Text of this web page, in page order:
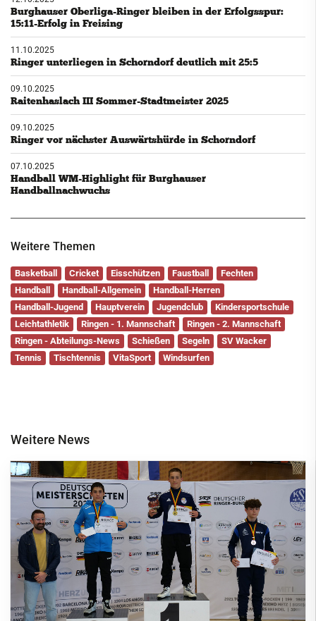
Burghauser Oberliga-Ringer bleiben in der Erfolgsspur:
15:11-Erfolg in Freising
11.10.2025
Ringer unterliegen in Schorndorf deutlich mit 25:5
09.10.2025
Raitenhaslach III Sommer-Stadtmeister 2025
09.10.2025
Ringer vor nächster Auswärtshürde in Schorndorf
07.10.2025
Handball WM-Highlight für Burghauser
Handballnachwuchs
Weitere Themen
Basketball Cricket Eisschützen Faustball
Fechten
Handball
Handball-Allgemein
Handball-Herren
Handball-Jugend
Hauptverein Jugendclub
Kindersportschule
Leichtathletik
Ringen - 1. Mannschaft
Ringen - 2. Mannschaft
Ringen - Abteilungs-News
Schießen Segeln
SV Wacker
Tennis
Tischtennis VitaSport Windsurfen
Weitere News